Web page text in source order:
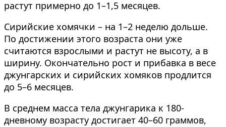
растут примерно до 1–1,5 месяцев.
Сирийские хомячки – на 1–2 неделю дольше.
По достижении этого возраста они уже
считаются взрослыми и растут не высоту, а в
ширину. Окончательно рост и прибавка в весе
джунгарских и сирийских хомяков продлится
до 5–6 месяцев.
В среднем масса тела джунгарика к 180-
дневному возрасту достигает 40–60 граммов,